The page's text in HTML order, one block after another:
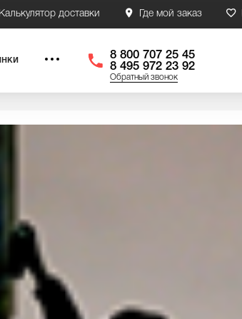
Где мой заказ
Калькулятор доставки
8 800 707 25 45
8 495 972 23 92
Обратный звонок